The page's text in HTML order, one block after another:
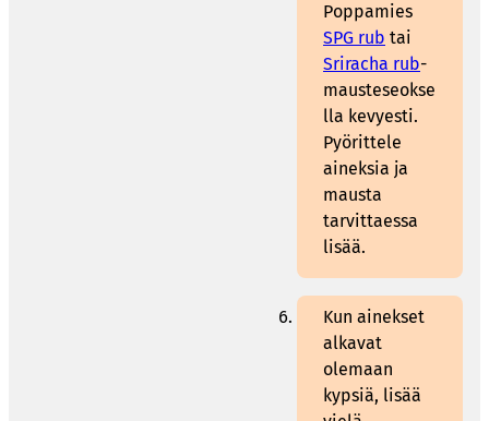
Poppamies
SPG rub tai
Sriracha rub-
mausteseokse
lla kevyesti.
Pyörittele
aineksia ja
mausta
tarvittaessa
lisää.
Kun ainekset
alkavat
olemaan
kypsiä, lisää